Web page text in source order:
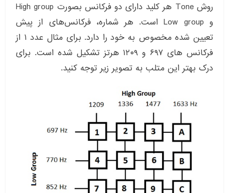
روش Tone هر کلید دارای دو فرکانس بصورت High group
و Low group است. هر شماره‌، فرکانس‌های از پیش
تعیین شده مخصوص به خود را دارد. برای مثال عدد ۱ از
فرکانس های ۶۹۷ و ۱۲۰۹ هرتز تشکیل شده است. برای
درک بهتر این متلب به تصویر زیر توجه کنید.